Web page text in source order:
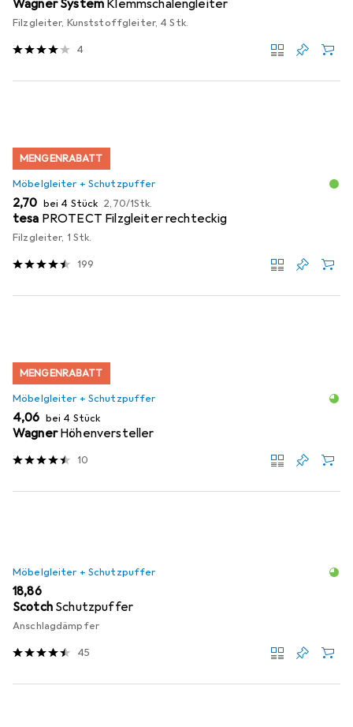
Wagner System Klemmschalengleiter
Filzgleiter, Kunststoffgleiter, 4 Stk.
4
MENGENRABATT
Möbelgleiter + Schutzpuffer
EUR
2,70 bei 4 Stück EUR
2,70/1Stk.
tesa PROTECT Filzgleiter rechteckig
Filzgleiter, 1 Stk.
199
MENGENRABATT
Möbelgleiter + Schutzpuffer
EUR
4,06 bei 4 Stück
Wagner Höhenversteller
10
Möbelgleiter + Schutzpuffer
EUR
18,86
Scotch Schutzpuffer
Anschlagdämpfer
45